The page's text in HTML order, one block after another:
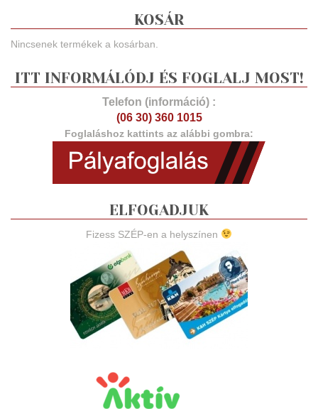
KOSÁR
Nincsenek termékek a kosárban.
ITT INFORMÁLÓDJ ÉS FOGLALJ MOST!
Telefon (információ) :
(06 30) 360 1015
Foglaláshoz kattints az alábbi gombra:
ELFOGADJUK
Fizess SZÉP-en a helyszínen